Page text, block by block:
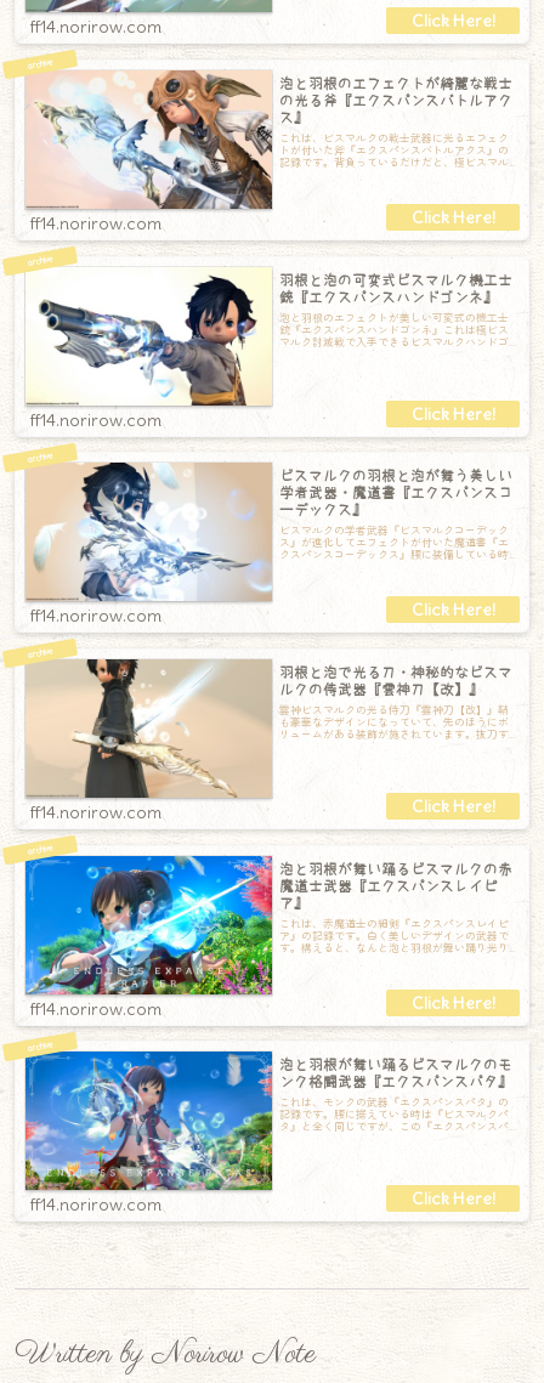
ff14.norirow.com
泡と羽根のエフェクトが綺麗な戦士
の光る斧『エクスパンスバトルアク
ス』
これは、ビスマルクの戦士武器に光るエフェク
トが付いた斧『エクスパンスバトルアクス』の
記録です。背負っているだけだと、極ビスマル
ff14.norirow.com
羽根と泡の可変式ビスマルク機工士
銃『エクスパンスハンドゴンネ』
泡と羽根のエフェクトが美しい可変式の機工士
銃『エクスパンスハンドゴンネ』これは極ビス
マルク討滅戦で入手できるビスマルクハンドゴ
ンネにエフェクトが付いたもの。背負うとこん
ff14.norirow.com
ビスマルクの羽根と泡が舞う美しい
学者武器・魔道書『エクスパンスコ
ーデックス』
ビスマルクの学者武器『ビスマルクコーデック
ス』が進化してエフェクトが付いた魔道書『エ
クスパンスコーデックス』腰に装備している時
ff14.norirow.com
羽根と泡で光る刀・神秘的なビスマ
ルクの侍武器『雲神刀【改】』
雲神ビスマルクの光る侍刀『雲神刀【改】』鞘
も豪華なデザインになっていて、先のほうにボ
リュームがある装飾が施されています。抜刀す
ると光ります。柄は比較的シンプルなデザイン
ff14.norirow.com
泡と羽根が舞い踊るビスマルクの赤
魔道士武器『エクスパンスレイピ
ア』
これは、赤魔道士の細剣『エクスパンスレイピ
ア』の記録です。白く美しいデザインの武器で
す。構えると、なんと泡と羽根が舞い踊り光り
ff14.norirow.com
泡と羽根が舞い踊るビスマルクのモ
ンク格闘武器『エクスパンスパタ』
これは、モンクの武器『エクスパンスパタ』の
記録です。腰に据えている時は『ビスマルクパ
タ』と全く同じですが、この『エクスパンスパ
タ』は構えると光ります！泡と羽根が舞い踊っ
ff14.norirow.com
Written by Norirow Note